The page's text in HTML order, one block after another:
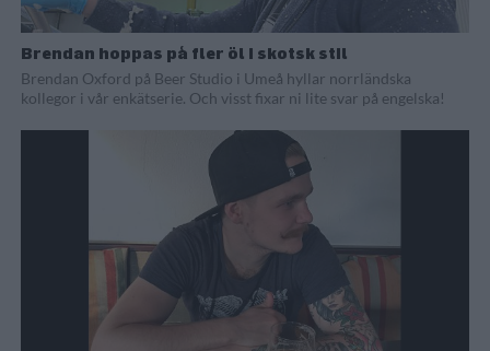
Brendan hoppas på fler öl i skotsk stil
Brendan Oxford på Beer Studio i Umeå hyllar norrländska
kollegor i vår enkätserie. Och visst fixar ni lite svar på engelska!